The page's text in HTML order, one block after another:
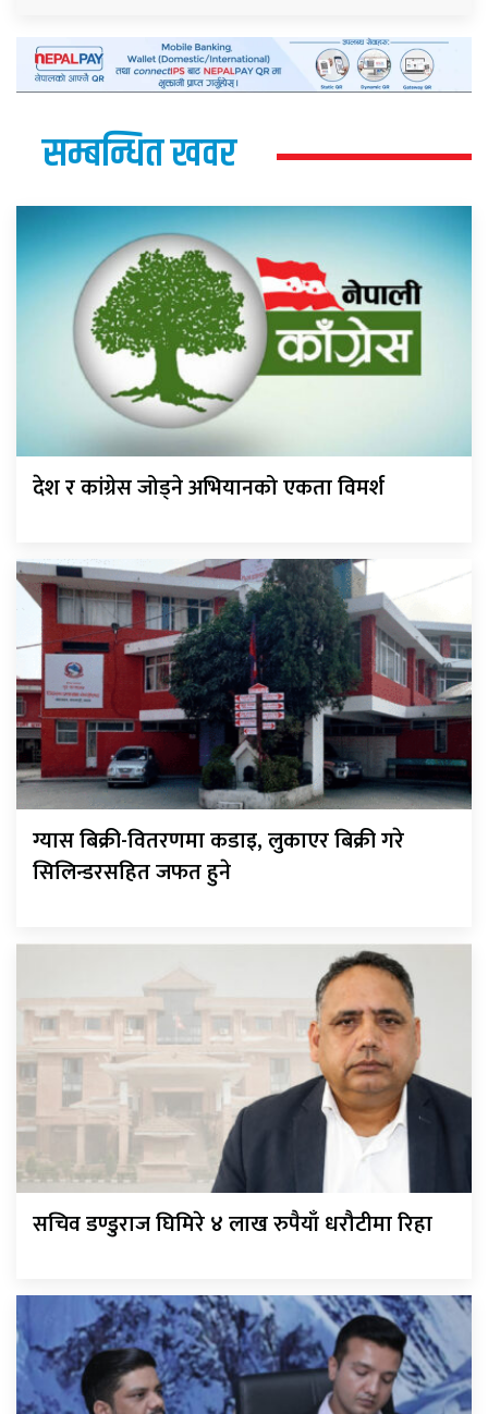
सम्बन्धित खवर
देश र कांग्रेस जोड्ने अभियानको एकता विमर्श
ग्यास बिक्री-वितरणमा कडाइ, लुकाएर बिक्री गरे
सिलिन्डरसहित जफत हुने
सचिव डण्डुराज घिमिरे ४ लाख रुपैयाँ धरौटीमा रिहा